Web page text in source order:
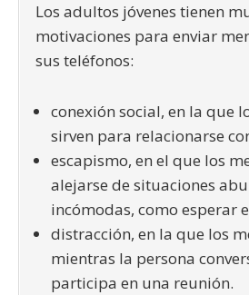
Los adultos jóvenes tienen
motivaciones para enviar
sus teléfonos:
conexión social, en la que
sirven para relacionarse
escapismo, en el que los
alejarse de situaciones
incómodas, como esperar
distracción, en la que los
mientras la persona
participa en una reunión.